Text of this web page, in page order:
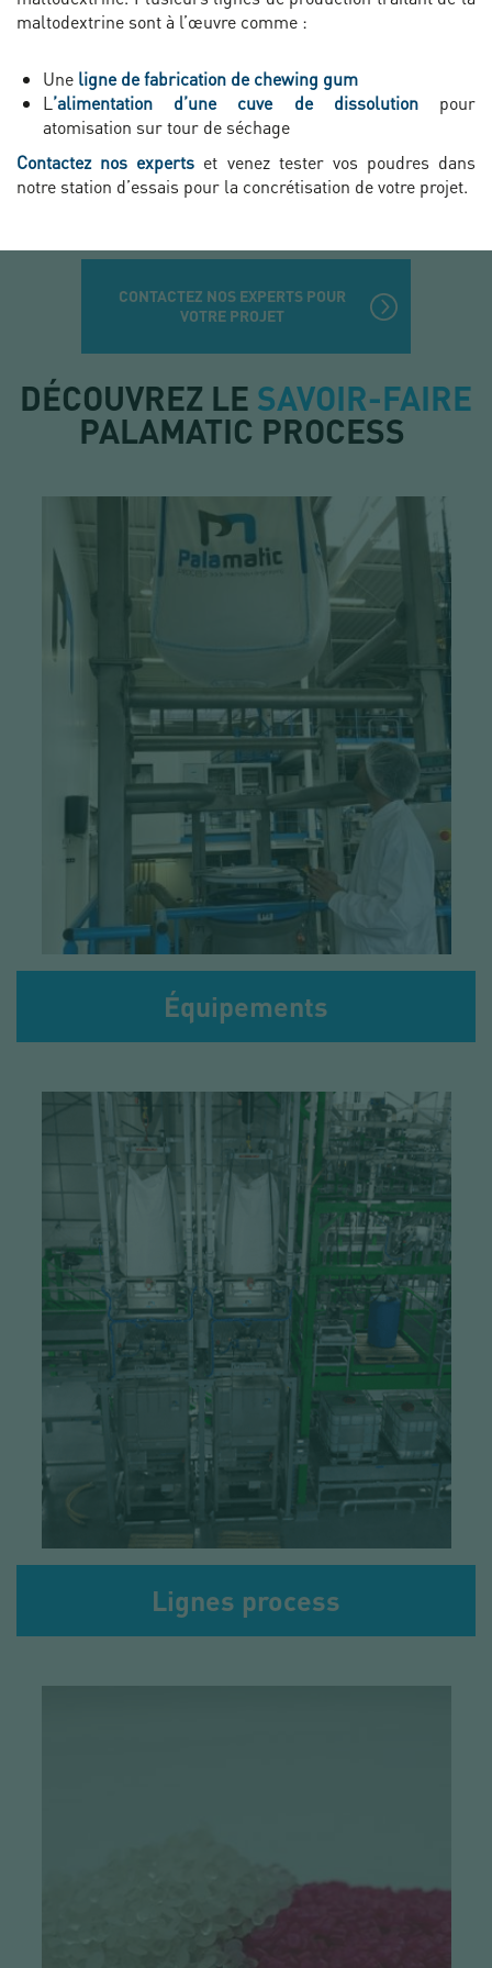
maltodextrine sont à l’œuvre comme :
Une ligne de fabrication de chewing gum
L ’alimentation d’une cuve de dissolutionpour
atomisation sur tour de séchage
Contactez nos experts et venez tester vos poudres dans
notre station d’essais pour la concrétisation de votre projet.
CONTACTEZ NOS EXPERTS POUR
VOTRE PROJET
DÉCOUVREZ LE SAVOIR-FAIRE
PALAMATIC PROCESS
Équipements
Lignes process